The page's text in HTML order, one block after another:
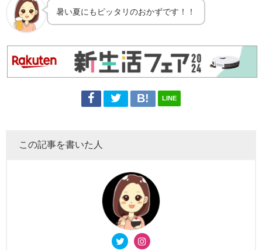
暑い夏にもピッタリのおかずです！！
LINE
この記事を書いた人